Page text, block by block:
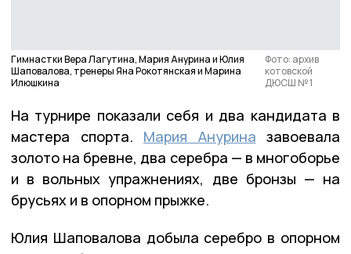
Гимнастки Вера Лагутина, Мария Анурина и Юлия
Шаповалова, тренеры Яна Рокотянская и Марина
Илюшкина
Фото: архив
котовской
ДЮСШ № 1
На турнире показали себя и два кандидата в
мастера спорта. Мария Анурина завоевала
золото на бревне, два серебра — в многоборье
и в вольных упражнениях, две бронзы — на
брусьях и в опорном прыжке.
Юлия Шаповалова добыла серебро в опорном